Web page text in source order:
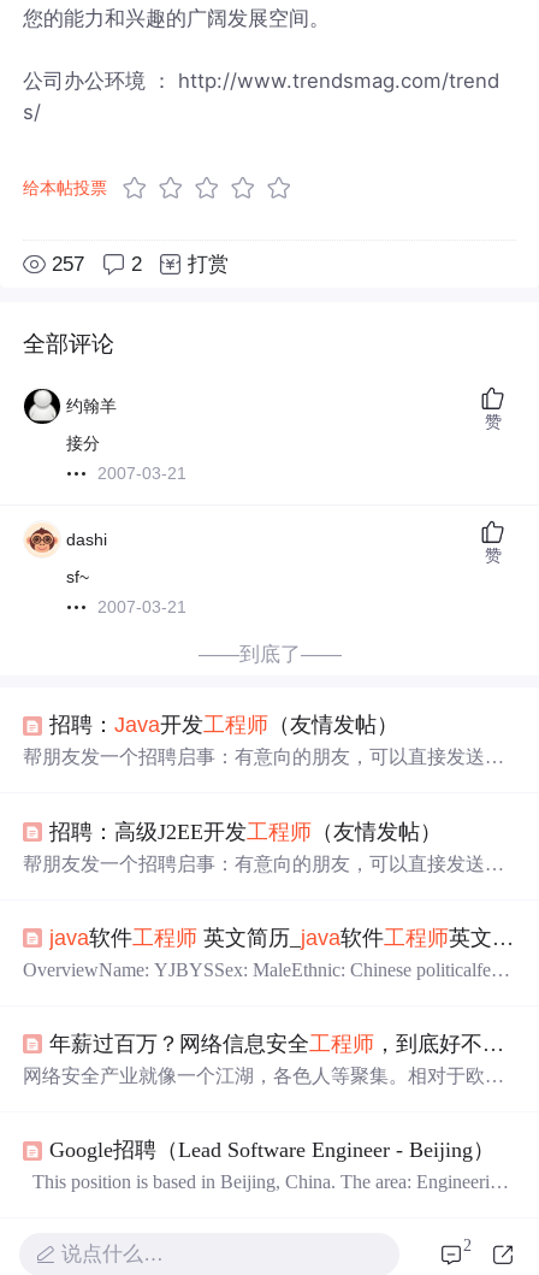
您的能力和兴趣的广阔发展空间。
公司办公环境 ： http://www.trendsmag.com/trend
s/
给本帖投票
257 2 打赏
全部评论
约翰羊
接分
2007-03-21
赞
dashi
sf~
2007-03-21
赞
——到底了——
招聘：Java开发工程师 （友情发帖）
帮朋友发一个招聘启事：有意向的朋友，可以直接发送简
构，有丰富的JAVAWeb产品开发经验；熟悉Linux操作系
统，熟悉主流数据库、应用服务器和开发工具，如MySq
招聘：高级J2EE开发工程师 （友情发帖）
帮朋友发一个招聘启事：有意向的朋友，可以直接发送简
熟悉J2EE或者Spring架构，有丰富的JAVAWeb产品开发经
验；熟悉Linux操作系统，熟悉主流数据库、应用服务器和
java软件工程师 英文简历_ java软件工程师英文简历范文
OverviewName: YJBYSSex: MaleEthnic: Chinese politicalfeatu
le: 13900000000 Em...
年薪过百万？网络信息安全工程师 ，到底好不好入行？
网络安全产业就像一个江湖，各色人等聚集。相对于欧美
子可能会不服气），因此在未来的人才培养和建设上，需
要调整结构，鼓励更多的人去做“正向”的、结合“业务”与
Google招聘（Lead Software Engineer - Beijing）
This position is based in Beijing, China. The area: Engineering
voluti...说点什么… 2